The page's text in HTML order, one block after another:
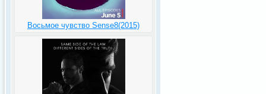
Восьмое чувство Sense8(2015)